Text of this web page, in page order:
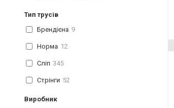
Тип трусів
Брендієна 9
Норма 12
Сліп 345
Стрінги 52
Виробник